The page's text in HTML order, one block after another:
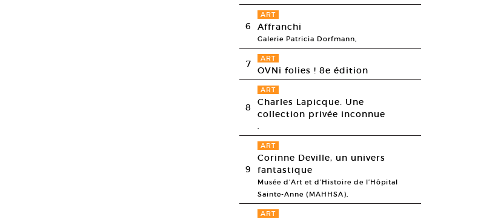
6
ART
Affranchi
Galerie Patricia Dorfmann,
7 ART
OVNi folies ! 8e édition
8
ART
Charles Lapicque. Une
collection privée inconnue
,
9
ART
Corinne Deville, un univers
fantastique
Musée d’Art et d’Histoire de l’Hôpital
Sainte-Anne (MAHHSA),
ART